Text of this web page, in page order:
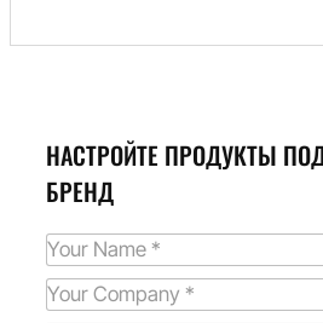
НАСТРОЙТЕ ПРОДУКТЫ
БРЕНД